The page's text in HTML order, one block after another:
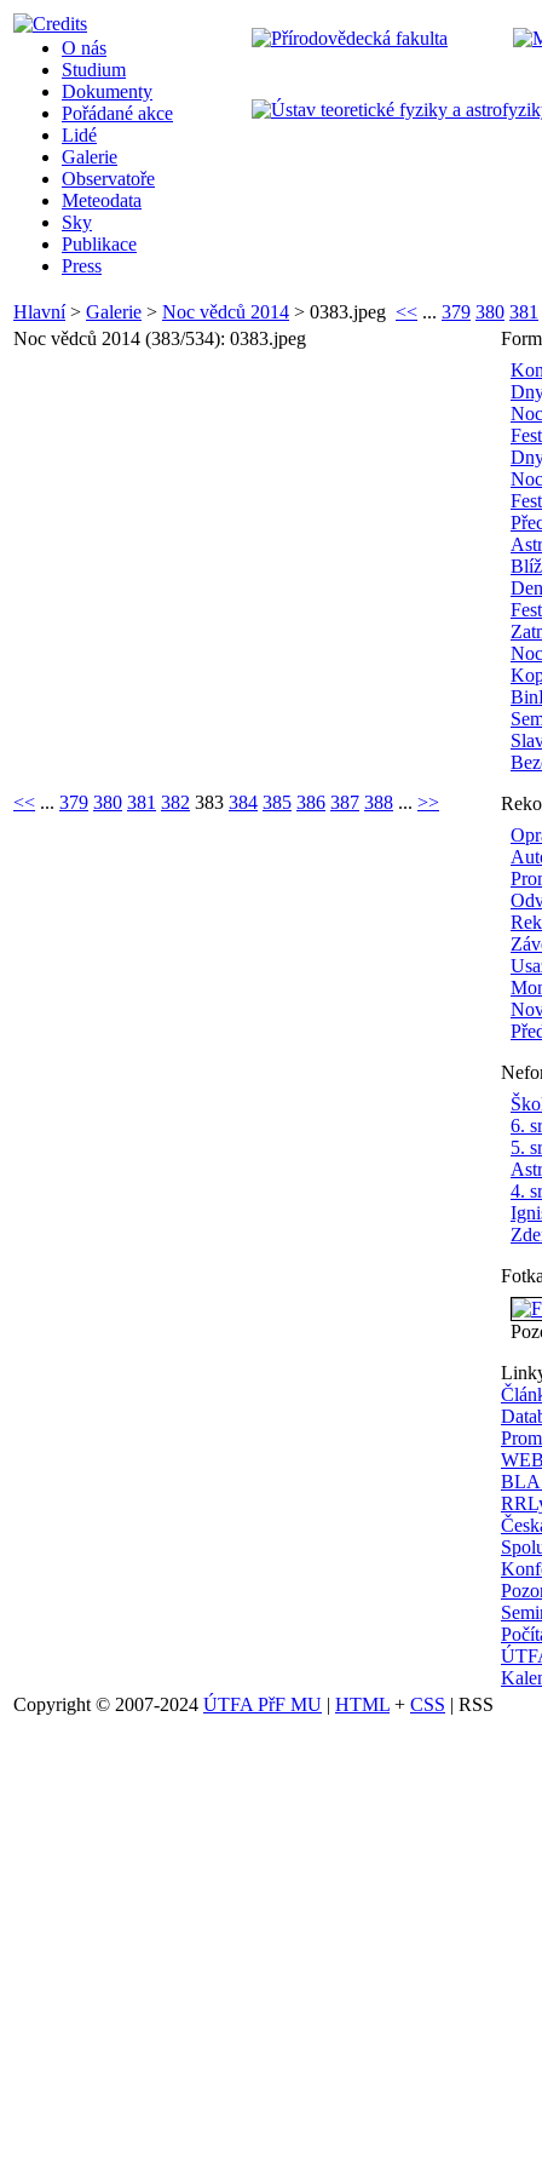
O nás
Studium
Dokumenty
Pořádané akce
Lidé
Galerie
Observatoře
Meteodata
Sky
Publikace
Press
Hlavní> Galerie > Noc vědců 2014 > 0383.jpeg << ... 379 380 381
6.
5.
4.
Noc vědců 2014 (383/534): 0383.jpeg
<< ... 379 380 381 382 383 384 385 386 387 388 ... >>
Copyright © 2007-2024 ÚTFA PřF MU | HTML + CSS | RSS